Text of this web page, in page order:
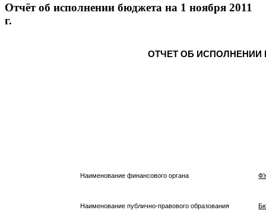
Отчёт об исполнении бюджета на 1 ноября 2011
г.
ОТЧЕТ ОБ ИСПОЛНЕНИИ
Наименование финансового органа
Наименование публично-правового образования